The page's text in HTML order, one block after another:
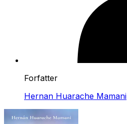
Forfatter
Hernan Huarache Mamani